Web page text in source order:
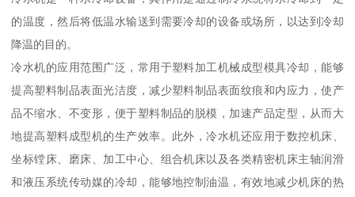
的温度，然后将低温水输送到需要冷却的设备或场所，以达到冷却
降温的目的。
冷水机的应用范围广泛，常用于塑料加工机械成型模具冷却，能够
提高塑料制品表面光洁度，减少塑料制品表面纹痕和内应力，使产
品不缩水、不变形，便于塑料制品的脱模，加速产品定型，从而大
地提高塑料成型机的生产效率。此外，冷水机还应用于数控机床、
坐标镗床、磨床、加工中心、组合机床以及各类精密机床主轴润滑
和液压系统传动媒的冷却，能够地控制油温，有效地减少机床的热